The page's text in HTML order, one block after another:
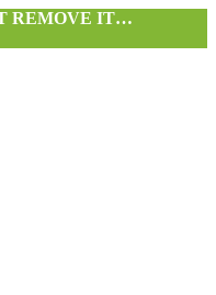
REMOVE IT…